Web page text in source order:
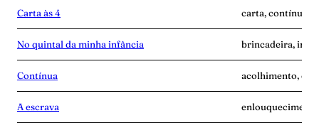
Carta às 4 carta, contínua,
No quintal da minha infância brincadeira,
Contínua acolhimento,
A escrava